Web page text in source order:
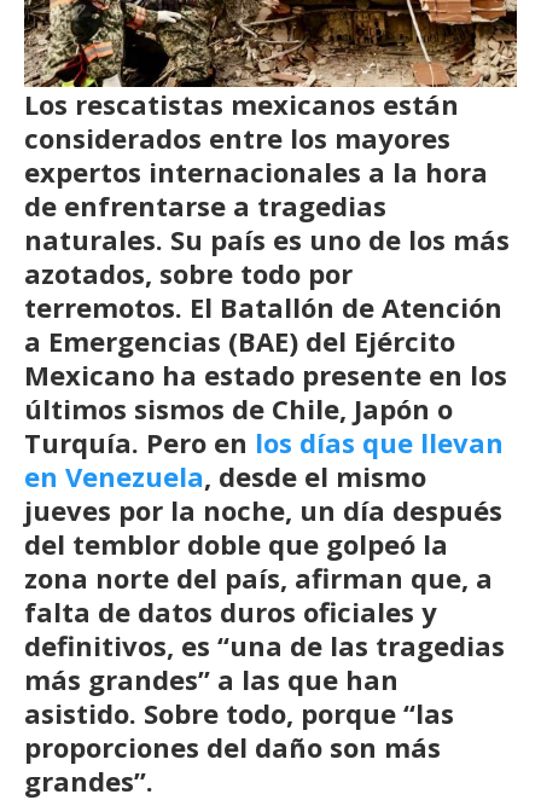
Los rescatistas mexicanos están
considerados entre los mayores
expertos internacionales a la hora
de enfrentarse a tragedias
naturales. Su país es uno de los más
azotados, sobre todo por
terremotos. El Batallón de Atención
a Emergencias (BAE) del Ejército
Mexicano ha estado presente en los
últimos sismos de Chile, Japón o
Turquía. Pero en los días que llevan
en Venezuela, desde el mismo
jueves por la noche, un día después
del temblor doble que golpeó la
zona norte del país, afirman que, a
falta de datos duros oficiales y
definitivos, es “una de las tragedias
más grandes” a las que han
asistido. Sobre todo, porque “las
proporciones del daño son más
grandes”.